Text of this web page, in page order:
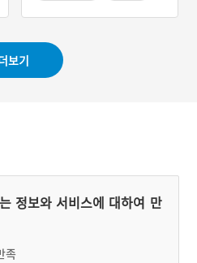
보기
정보와 서비스에 대하여 만
족